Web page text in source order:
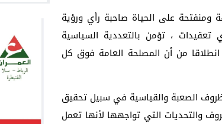
ومنفتحة على الحياة صاحبة رأي ورؤية
، تؤمن بالتعددية السياسية
من أن المصلحة العامة فوق كل
الصعبة والقياسية في سبيل تحقيق
والتحديات التي تواجهها لأنها تعمل